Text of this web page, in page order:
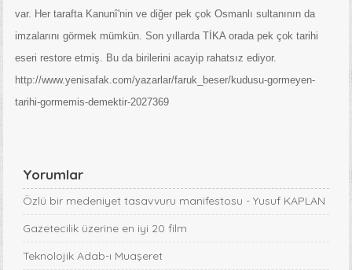
var. Her tarafta Kanunî'nin ve diğer pek çok Osmanlı sultanının da
imzalarını görmek mümkün. Son yıllarda TİKA orada pek çok tarihi
eseri restore etmiş. Bu da birilerini acayip rahatsız ediyor.
http://www.yenisafak.com/yazarlar/faruk_beser/kudusu-gormeyen-
tarihi-gormemis-demektir-2027369
Yorumlar
Özlü bir medeniyet tasavvuru manifestosu - Yusuf KAPLAN
Gazetecilik üzerine en iyi 20 film
Teknolojik Adab-ı Muaşeret